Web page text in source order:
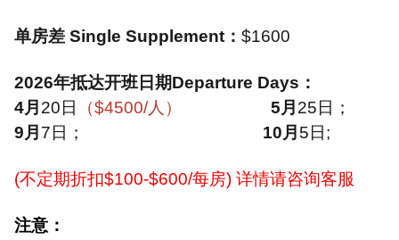
单房差 Single Supplement ： $1600
2026年抵达开班日期Departure Days ：
4月 20 日 （$4500/人） 5月 25 日；
9月 7 日； 10月 5 日;
(不定期折扣$100-$600/每房) 详情请咨询客服
注意：